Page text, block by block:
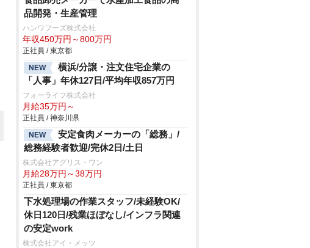
品開発・生産管理
ハンワフーズ株式会社
年収450万円～800万円
正社員 / 東京都
NEW
横浜/分譲・注文住宅企業の
「人事」年休127日/平均年収857万円
フォーライフ株式会社
月給35万円～
正社員 / 神奈川県
NEW
安定食肉メーカーの「総務」/
総務経験者歓迎/完休2日/土日
株式会社アグリス・ワン
月給28万円～38万円
正社員 / 東京都
下水処理場の作業スタッフ/未経験OK/
休日120日/残業ほぼなし/インフラ関連
の安定work
株式会社アイ・メッツ